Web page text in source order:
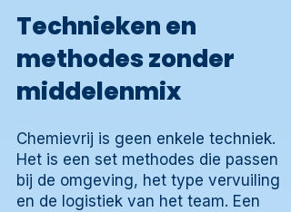
Technieken en
methodes zonder
middelenmix
Chemievrij is geen enkele techniek.
Het is een set methodes die passen
bij de omgeving, het type vervuiling
en de logistiek van het team. Een